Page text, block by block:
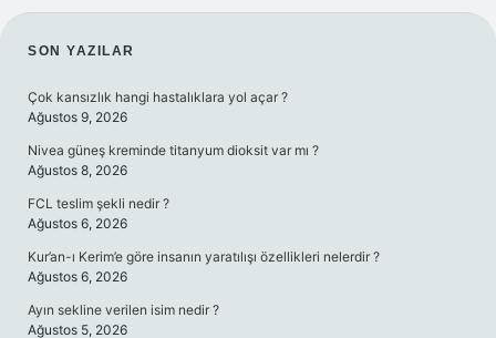
SIDEBAR
SON YAZILAR
Çok kansızlık hangi hastalıklara yol açar ?
Ağustos 9, 2026
Nivea güneş kreminde titanyum dioksit var mı ?
Ağustos 8, 2026
FCL teslim şekli nedir ?
Ağustos 6, 2026
Kur’an-ı Kerim’e göre insanın yaratılışı özellikleri nelerdir ?
Ağustos 6, 2026
Ayın sekline verilen isim nedir ?
Ağustos 5, 2026